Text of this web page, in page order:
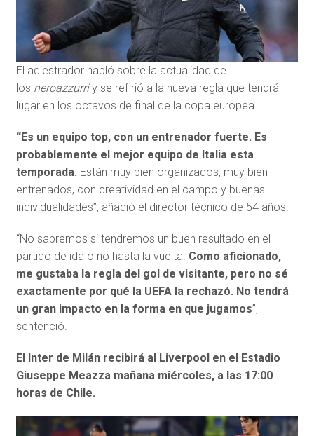
El adiestrador habló sobre la actualidad de
los neroazzurriy se refirió a la nueva regla que tendrá
lugar en los octavos de final de la copa europea.
“Es un equipo top, con un entrenador fuerte. Es
probablemente el mejor equipo de Italia esta
temporada. Están muy bien organizados, muy bien
entrenados, con creatividad en el campo y buenas
individualidades”, añadió el director técnico de 54 años.
“No sabremos si tendremos un buen resultado en el
partido de ida o no hasta la vuelta. Como aficionado,
me gustaba la regla del gol de visitante, pero no sé
exactamente por qué la UEFA la rechazó. No tendrá
un gran impacto en la forma en que jugamos”,
sentenció.
El Inter de Milán recibirá al Liverpool en el Estadio
Giuseppe Meazza mañana miércoles, a las 17:00
horas de Chile.